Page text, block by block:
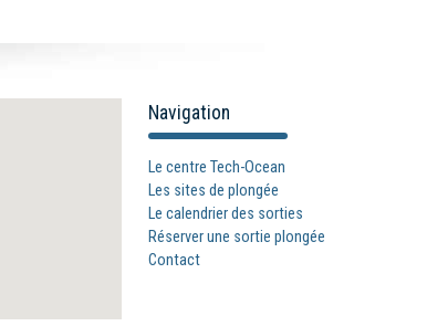
Navigation
Le centre Tech-Ocean
Les sites de plongée
Le calendrier des sorties
Réserver une sortie plongée
Contact